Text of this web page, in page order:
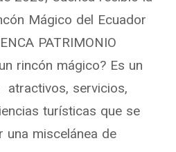
Mágico del Ecuador
PATRIMONIO
rincón mágico? Es un
servicios,
turísticas que se
miscelánea de